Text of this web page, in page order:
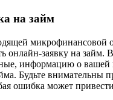
на займ
микрофинансовой
онлайн-заявку на займ.
информацию о вашей
Будьте внимательны
ошибка может